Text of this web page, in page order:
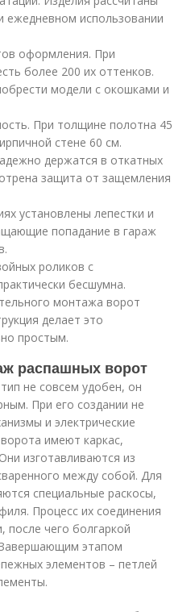
ежедневном использовании
оформления. При
более 200 их оттенков.
модели с окошками и
При толщине полотна 45
стене 60 см.
держатся в откатных
защита от защемления
установлены лепестки и
попадание в гараж
роликов с
бесшумна.
монтажа ворот
делает это
простым.
распашных ворот
не совсем удобен, он
При его создании не
и электрические
имеют каркас,
изготавливаются из
между собой. Для
специальные раскосы,
Процесс их соединения
после чего болгаркой
этапом
элементов – петлей